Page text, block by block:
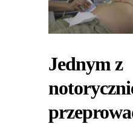
Jednym z